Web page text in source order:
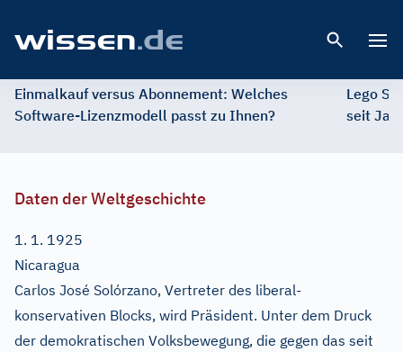
Einmalkauf versus Abonnement: Welches
Software-Lizenzmodell passt zu Ihnen?
Lego
seit
Daten der Weltgeschichte
1. 1. 1925
Nicaragua
Carlos José Solórzano, Vertreter des liberal-
konservativen Blocks, wird Präsident. Unter dem Druck
der demokratischen Volksbewegung, die gegen das seit